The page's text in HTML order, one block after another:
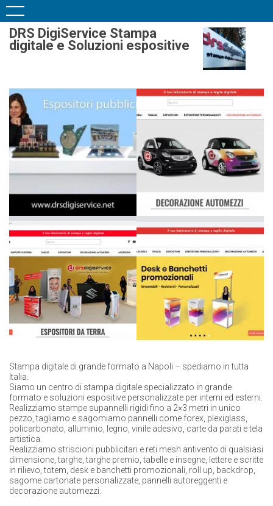
DRS DigiService Stampa
digitale e Soluzioni espositive
Stampa digitale di grande formato a Napoli – spediamo in tutta
Italia.
Siamo un centro di stampa digitale specializzato in grande
formato e soluzioni espositive personalizzate per interni ed esterni.
Realizziamo stampe supannelli rigidi fino a 2×3 metri in unico
pezzo, tagliamo e sagomiamo pannelli come forex, plexiglass,
policarbonato, alluminio, legno, vinile adesivo, carte da parati e tela
artistica.
Realizziamo striscioni pubblicitari e reti mesh antivento di qualsiasi
dimensione, targhe, targhe premio, tabelle e insegne, lettere e scritte
in rilievo, totem, desk e banchetti promozionali, roll up, backdrop,
sagome cartonate personalizzate, pannelli autoreggenti e
decorazione automezzi.